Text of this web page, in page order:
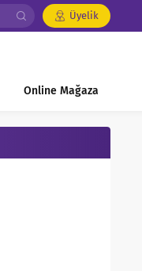
Üyelik
Online Mağaza